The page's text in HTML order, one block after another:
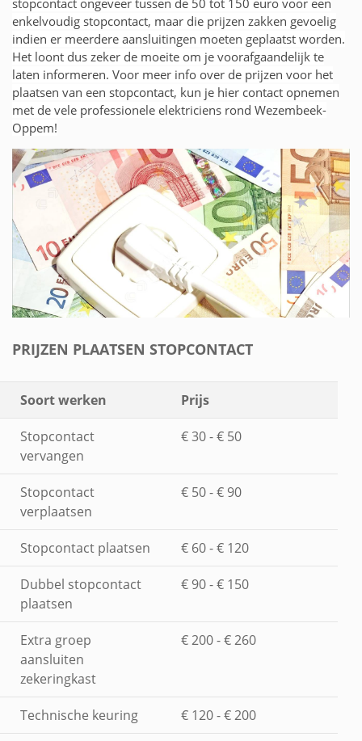
enkelvoudig stopcontact, maar die prijzen zakken gevoelig
indien er meerdere aansluitingen moeten geplaatst worden.
Het loont dus zeker de moeite om je voorafgaandelijk te
laten informeren. Voor meer info over de prijzen voor het
plaatsen van een stopcontact, kun je hier contact opnemen
met de vele professionele elektriciens rond Wezembeek-
Oppem!
PRIJZEN PLAATSEN STOPCONTACT
Soort werken Prijs
Stopcontact
vervangen
€ 30 - € 50
Stopcontact
verplaatsen
€ 50 - € 90
Stopcontact plaatsen € 60 - € 120
Dubbel stopcontact
plaatsen
€ 90 - € 150
Extra groep
aansluiten
zekeringkast
€ 200 - € 260
Technische keuring € 120 - € 200